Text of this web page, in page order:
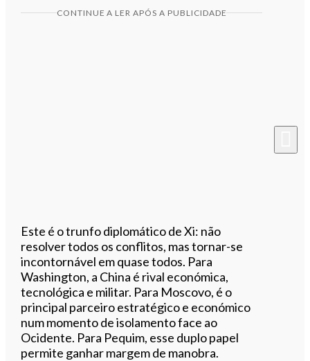
CONTINUE A LER APÓS A PUBLICIDADE
Este é o trunfo diplomático de Xi: não
resolver todos os conflitos, mas tornar-se
incontornável em quase todos. Para
Washington, a China é rival económica,
tecnológica e militar. Para Moscovo, é o
principal parceiro estratégico e económico
num momento de isolamento face ao
Ocidente. Para Pequim, esse duplo papel
permite ganhar margem de manobra.